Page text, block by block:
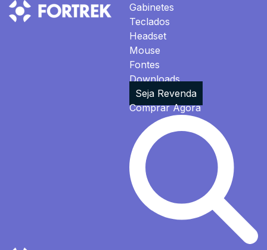
Gabinetes
Teclados
Headset
Mouse
Fontes
Downloads
Seja Revenda
Comprar Agora